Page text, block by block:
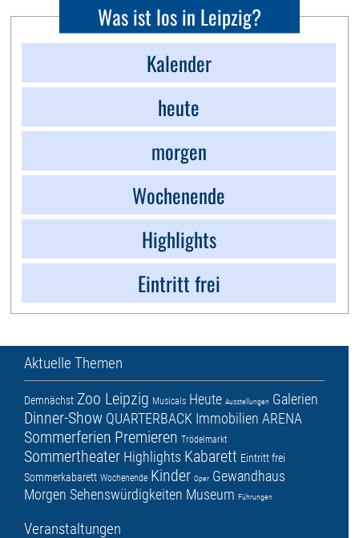
Was ist los in Leipzig?
Kalender
heute
morgen
Wochenende
Highlights
Eintritt frei
Aktuelle Themen
Demnächst Zoo Leipzig Musicals Heute Ausstellungen Galerien
Dinner-Show QUARTERBACK Immobilien ARENA
Sommerferien Premieren Trödelmarkt
Sommertheater Highlights Kabarett Eintritt frei
Sommerkabarett Wochenende Kinder Oper Gewandhaus
Morgen Sehenswürdigkeiten Museum Führungen
Veranstaltungen